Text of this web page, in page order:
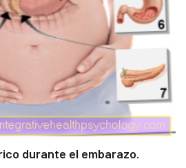
durante el embarazo.